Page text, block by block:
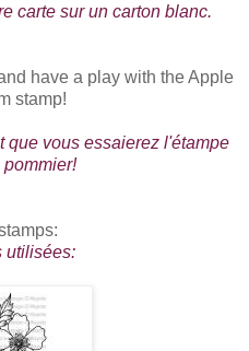
carte sur un carton blanc.
have a play with the Apple
stamp!
que vous essaierez l'étampe
utilisées: